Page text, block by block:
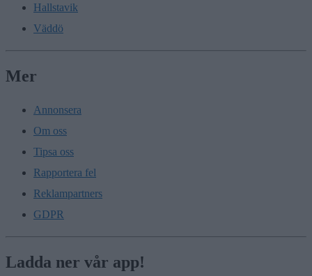
Hallstavik
Väddö
Mer
Annonsera
Om oss
Tipsa oss
Rapportera fel
Reklampartners
GDPR
Ladda ner vår app!